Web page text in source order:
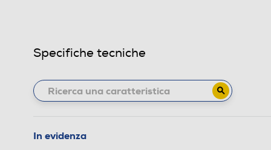
Specifiche tecniche
In evidenza